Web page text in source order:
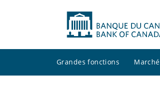
Grandes fonctions